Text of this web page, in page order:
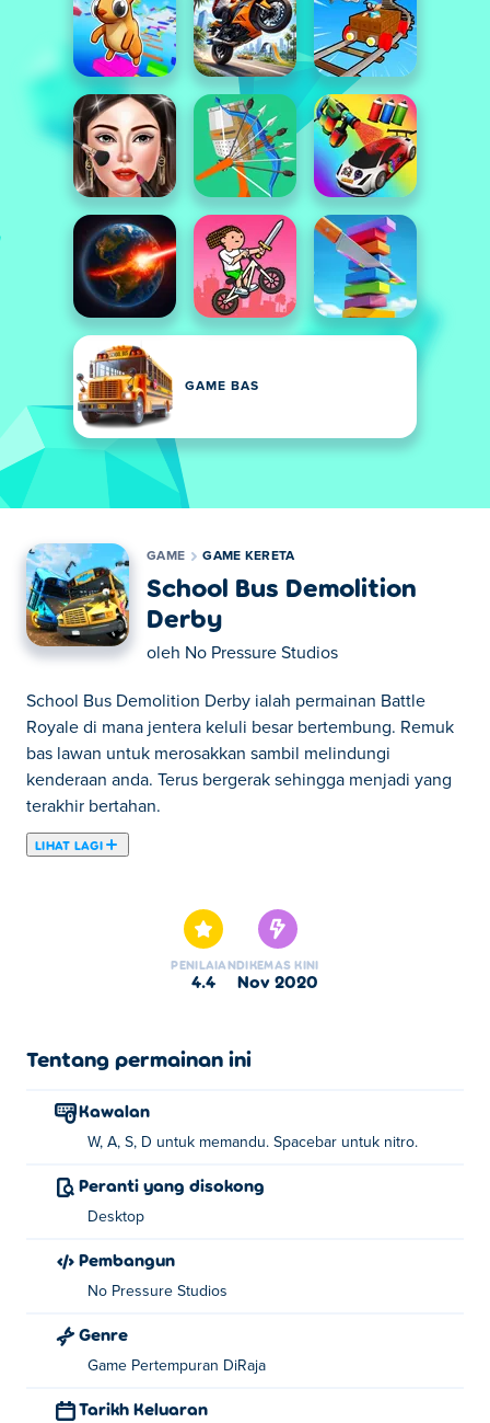
GAME BAS
GAME GAME KERETA
School Bus Demolition
Derby
oleh No Pressure Studios
School Bus Demolition Derby ialah permainan Battle
Royale di mana jentera keluli besar bertembung. Remuk
bas lawan untuk merosakkan sambil melindungi
kenderaan anda. Terus bergerak sehingga menjadi yang
terakhir bertahan.
LIHAT LAGI
Game Kereta pilihan kami.
PENILAIAN
4.4
DIKEMAS KINI
Nov 2020
Tentang permainan ini
Kawalan
W, A, S, D untuk memandu. Spacebar untuk nitro.
Peranti yang disokong
Desktop
Pembangun
No Pressure Studios
Genre
Game Pertempuran DiRaja
Tarikh Keluaran